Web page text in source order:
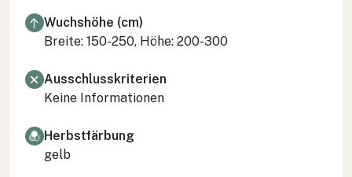
Wuchshöhe (cm)
Breite: 150-250, Höhe: 200-300
Ausschlusskriterien
Keine Informationen
Herbstfärbung
gelb